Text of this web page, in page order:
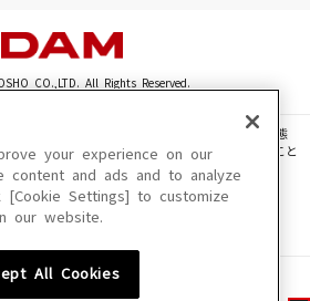
CO.,LTD. All Rights Reserved.
の文章・画像・写真・動画・音声等を、手段や形態
を超えて無断で複製、転載、ファイル化などすること
りご利用いただけない場合があります。
信内容が変更になる場合があります。
your experience on our
content and ads and to analyze
Settings] to customize
our website.
All Cookies